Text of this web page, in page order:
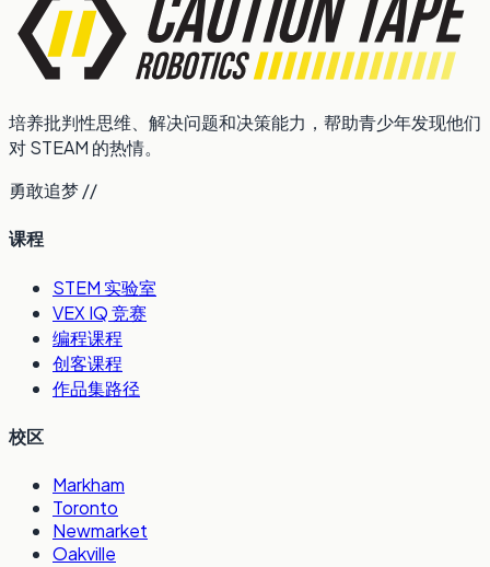
培养批判性思维、解决问题和决策能力，帮助青少年发现他们
对 STEAM 的热情。
勇敢追梦 //
课程
STEM 实验室
VEX IQ 竞赛
编程课程
创客课程
作品集路径
校区
Markham
Toronto
Newmarket
Oakville